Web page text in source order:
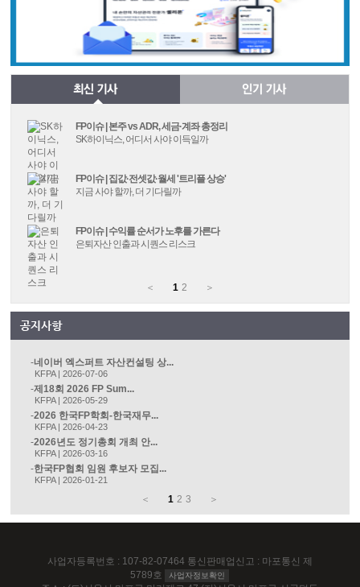
FP이슈 | 본주 vs ADR, 세금·계좌 총정리
SK하이닉스, 어디서 사야 이득일까
FP이슈 | 집값·전셋값·월세 '트리플 상승'
지금 사야 할까, 더 기다릴까
FP이슈 | 수익률 순서가 노후를 가른다
은퇴자산 인출과 시퀀스 리스크
＜ 1 2 ＞
네이버 엑스퍼트 자산컨설팅 상...
KFPA | 2026-07-06
제18회 2026 FP Sum...
KFPA | 2026-05-29
2026 한국FP학회-한국재무...
KFPA | 2026-04-23
2026년도 정기총회 개최 안...
KFPA | 2026-03-16
한국FP협회 임원 후보자 모집...
KFPA | 2026-01-21
＜ 1 2 3 ＞
사업자등록번호 : 107-82-07464 통신판매업신고 : 마포통신 제
5789호
사업자정보확인